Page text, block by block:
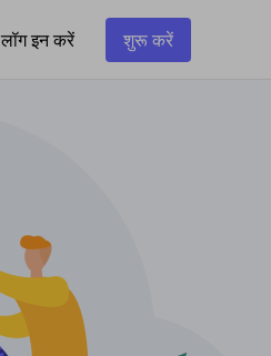
लॉग इन करें शुरू करें